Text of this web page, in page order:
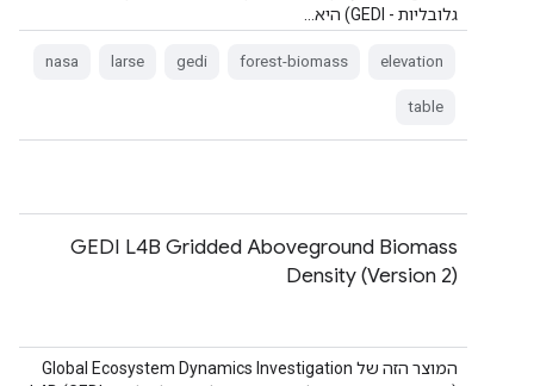
גלובליות - GEDI) היא…
elevation
forest-biomass
gedi
larse
nasa
table
GEDI L4B Gridded Aboveground Biomass
Density (Version 2)
המוצר הזה של Global Ecosystem Dynamics Investigation